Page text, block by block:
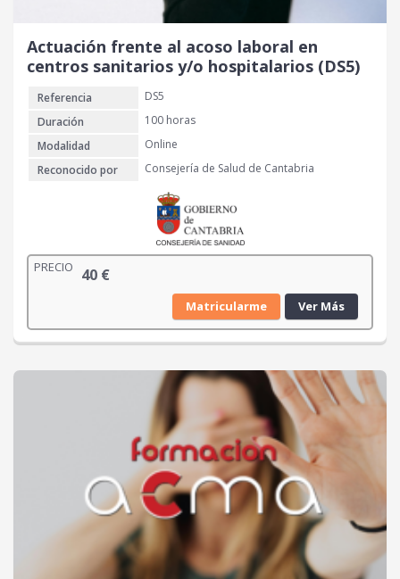
Actuación frente al acoso laboral en
centros sanitarios y/o hospitalarios (DS5)
Referencia
DS5
Duración
100 horas
Modalidad
Online
Reconocido por
Consejería de Salud de Cantabria
PRECIO 40 €
Matricularme Ver Más